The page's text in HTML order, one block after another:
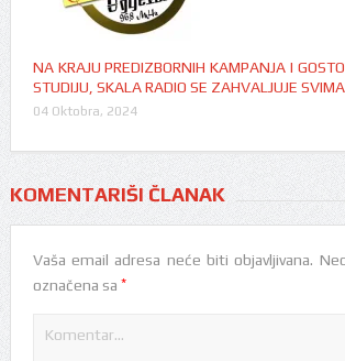
NA KRAJU PREDIZBORNIH KAMPANJA I
STUDIJU, SKALA RADIO SE ZAHVALJUJE
04 Oktobra, 2024
KOMENTARIŠI ČLANAK
Vaša email adresa neće biti objavljivana.
označena sa *